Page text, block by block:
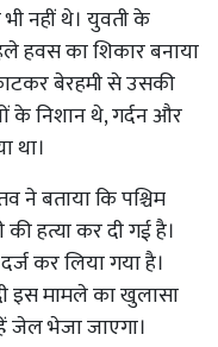
नहीं थे। युवती के
हवस का शिकार बनाया
बेरहमी से उसकी
के निशान थे, गर्दन और
था।
ने बताया कि पश्चिम
हत्या कर दी गई है।
कर लिया गया है।
इस मामले का खुलासा
जेल भेजा जाएगा।